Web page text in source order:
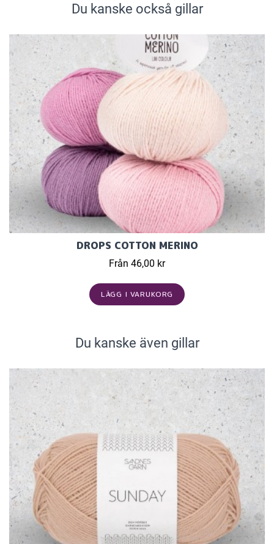
Du kanske också gillar
DROPS COTTON MERINO
Från 46,00 kr
LÄGG I VARUKORG
Du kanske även gillar